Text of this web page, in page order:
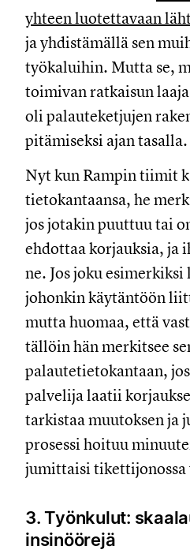
yhteen luotettavaan
ja yhdistämällä sen
työkaluihin. Mutta se,
toimivan ratkaisun
oli palauteketjujen
pitämiseksi ajan tasalla.
Nyt kun Rampin tiimit
tietokantaansa, he
jos jotakin puuttuu tai
ehdottaa korjauksia, ja
ne. Jos joku
johonkin käytäntöön
mutta huomaa, että
tällöin hän merkitsee
palautetietokantaan,
palvelija laatii
tarkistaa muutoksen ja
prosessi hoituu
jumittaisi tikettijonossa
3. Työnkulut:
insinöörejä